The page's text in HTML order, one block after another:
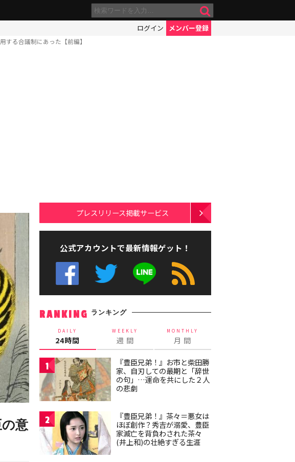
ログイン メンバー登録
する合議制にあった【前編】
意
プレスリリース掲載サービス
公式アカウントで最新情報ゲット！
RANKING ランキング
DAILY
24時間
WEEKLY
週 間
MONTHLY
月 間
1
『豊臣兄弟！』お市と柴田勝
家、自刃しての最期と「辞世
の句」…運命を共にした２人
の悲劇
2
『豊臣兄弟！』茶々＝悪女は
ほぼ創作？秀吉が溺愛、豊臣
家滅亡を背負わされた茶々
(井上和)の壮絶すぎる生涯